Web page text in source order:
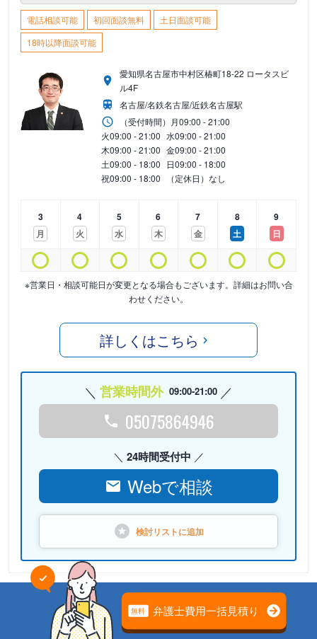
電話相談可能 初回面談無料
土日面談可能
18時以降面談可能
愛知県名古屋市中村区椿町18-22 ロータスビ
ル4F
名古屋/名鉄名古屋/近鉄名古屋駅
（受付時間） 月09:00 - 21:00
火09:00 - 21:00 水09:00 - 21:00
木09:00 - 21:00 金09:00 - 21:00
土09:00 - 18:00 日09:00 - 18:00
祝09:00 - 18:00 （定休日）なし
3
月
4
火
5
水
6
木
7
金
8
土
9
日
※営業日・相談可能日が変更となる場合もございます。詳細はお問い合
わせください。
詳しくはこちら
営業時間外 09:00-21:00
05075864946
24時間受付中
Webで相談
検討リストに追加
弁護士法人心（本部） PR